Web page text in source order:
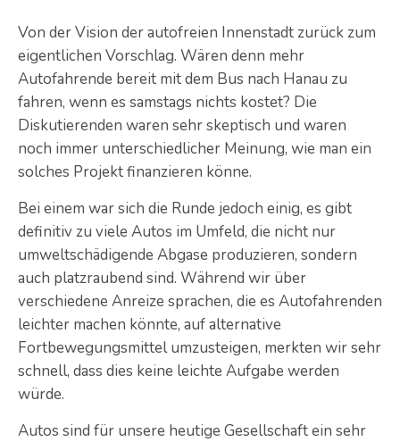
Von der Vision der autofreien Innenstadt zurück zum
eigentlichen Vorschlag. Wären denn mehr
Autofahrende bereit mit dem Bus nach Hanau zu
fahren, wenn es samstags nichts kostet? Die
Diskutierenden waren sehr skeptisch und waren
noch immer unterschiedlicher Meinung, wie man ein
solches Projekt finanzieren könne.
Bei einem war sich die Runde jedoch einig, es gibt
definitiv zu viele Autos im Umfeld, die nicht nur
umweltschädigende Abgase produzieren, sondern
auch platzraubend sind. Während wir über
verschiedene Anreize sprachen, die es Autofahrenden
leichter machen könnte, auf alternative
Fortbewegungsmittel umzusteigen, merkten wir sehr
schnell, dass dies keine leichte Aufgabe werden
würde.
Autos sind für unsere heutige Gesellschaft ein sehr